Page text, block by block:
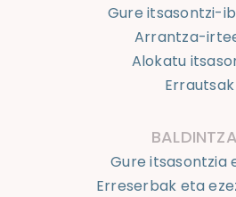
Gure itsasontzi-
Arrantza-
Alokatu
Errautsak
Gure itsasontzia
Erreserbak eta